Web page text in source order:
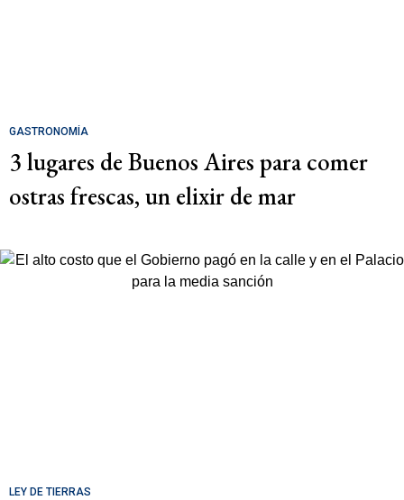
GASTRONOMÍA
3 lugares de Buenos Aires para comer
ostras frescas, un elixir de mar
LEY DE TIERRAS